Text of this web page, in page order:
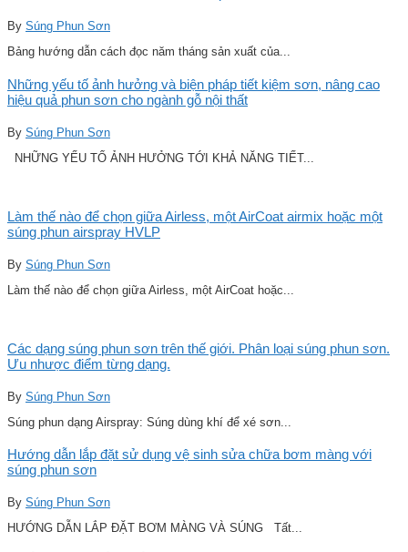
By Súng Phun Sơn
Bảng hướng dẫn cách đọc năm tháng sản xuất của...
Những yếu tố ảnh hưởng và biện pháp tiết kiệm sơn, nâng cao
hiệu quả phun sơn cho ngành gỗ nội thất
By Súng Phun Sơn
NHỮNG YẾU TỐ ẢNH HƯỞNG TỚI KHẢ NĂNG TIẾT...
Làm thế nào để chọn giữa Airless, một AirCoat airmix hoặc một
súng phun airspray HVLP
By Súng Phun Sơn
Làm thế nào để chọn giữa Airless, một AirCoat hoặc...
Các dạng súng phun sơn trên thế giới. Phân loại súng phun sơn.
Ưu nhược điểm từng dạng.
By Súng Phun Sơn
Súng phun dạng Airspray: Súng dùng khí để xé sơn...
Hướng dẫn lắp đặt sử dụng vệ sinh sửa chữa bơm màng với
súng phun sơn
By Súng Phun Sơn
HƯỚNG DẪN LẮP ĐẶT BƠM MÀNG VÀ SÚNG Tất...